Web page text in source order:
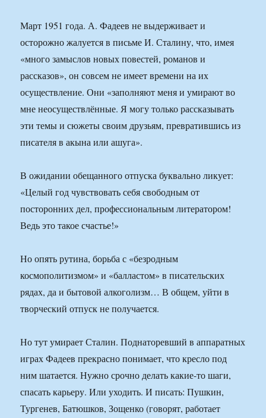
Март 1951 года. А. Фадеев не выдерживает и
осторожно жалуется в письме И. Сталину, что, имея
«много замыслов новых повестей, романов и
рассказов», он совсем не имеет времени на их
осуществление. Они «заполняют меня и умирают во
мне неосуществлённые. Я могу только рассказывать
эти темы и сюжеты своим друзьям, превратившись из
писателя в акына или ашуга».
В ожидании обещанного отпуска буквально ликует:
«Целый год чувствовать себя свободным от
посторонних дел, профессиональным литератором!
Ведь это такое счастье!»
Но опять рутина, борьба с «безродным
космополитизмом» и «балластом» в писательских
рядах, да и бытовой алкоголизм… В общем, уйти в
творческий отпуск не получается.
Но тут умирает Сталин. Поднаторевший в аппаратных
играх Фадеев прекрасно понимает, что кресло под
ним шатается. Нужно срочно делать какие-то шаги,
спасать карьеру. Или уходить. И писать: Пушкин,
Тургенев, Батюшков, Зощенко (говорят, работает